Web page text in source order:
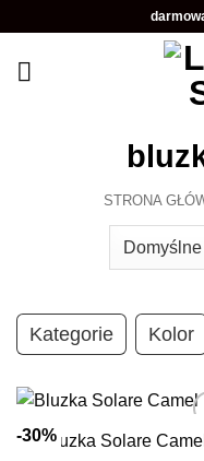
zawartości
STRONA
Kategorie Kolor
-30%
Dodaj
Bluzka Solare